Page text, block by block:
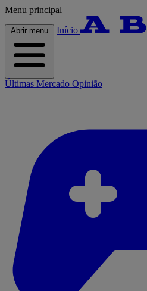
Menu principal
Abrir menu Início
Últimas Mercado Opinião